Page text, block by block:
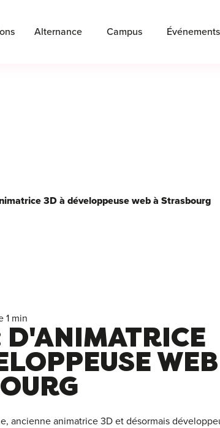
Header Logo
Alternance Campus Événements
3D à développeuse web à Strasbourg
1 min
D'ANIMATRICE
WEB
ancienne animatrice 3D et désormais